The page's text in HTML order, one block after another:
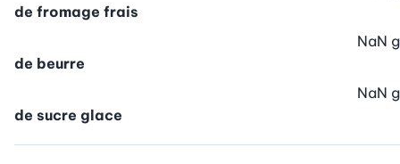
de fromage frais
de beurre
NaN g
de sucre glace
NaN g